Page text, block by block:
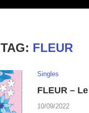
TAG: FLEUR
Singles
FLEUR –
10/09/2022